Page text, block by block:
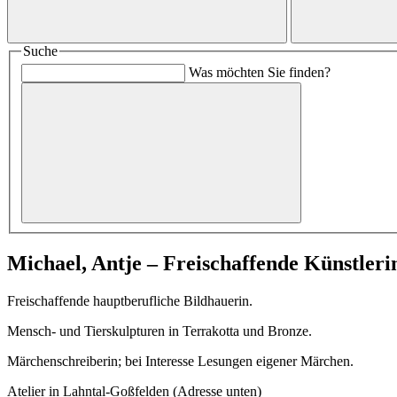
Suche
Was möchten Sie finden?
Michael, Antje – Freischaffende
Freischaffende hauptberufliche Bildhauerin.
Mensch- und Tierskulpturen in Terrakotta und Bronze.
Märchenschreiberin; bei Interesse Lesungen eigener Märchen.
Atelier in Lahntal-Goßfelden (Adresse unten)